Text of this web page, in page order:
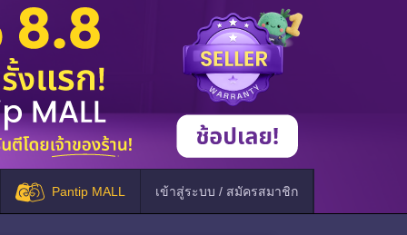
Pantip MALL เข้าสู่ระบบ / สมัครสมาชิก